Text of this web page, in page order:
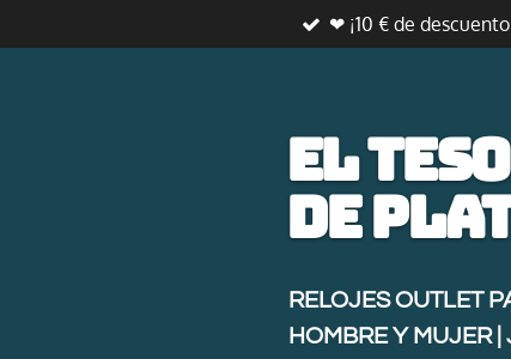
al
❤ ¡10 € de
El
de
RELOJES OUTLET
HOMBRE Y MUJER |